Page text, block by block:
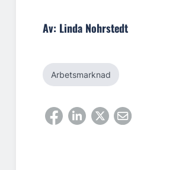
Av: Linda Nohrstedt
Arbetsmarknad